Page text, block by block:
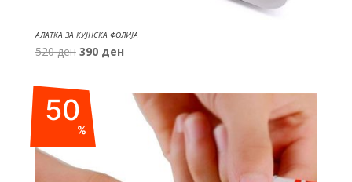
АЛАТКА ЗА КУЈНСКА ФОЛИЈА
520ден Original
was:
520 ден.
390 денCurrent
390 ден.
50
%